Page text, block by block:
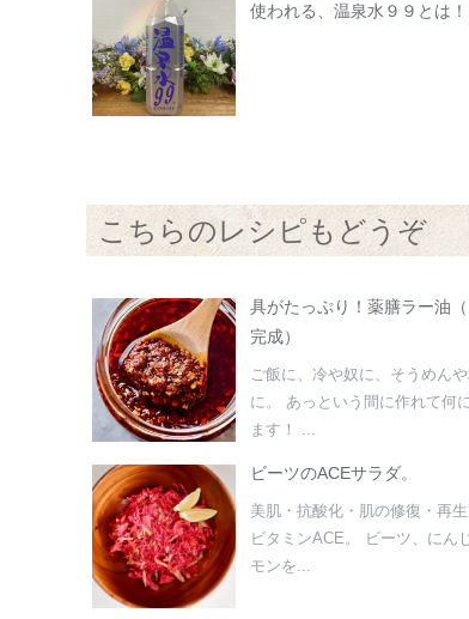
使われる、温泉水９９とは！
こちらのレシピもどうぞ
具がたっぷり！薬膳ラー油
完成）
ご飯に、冷や奴に、そうめん
に。 あっという間に作れて何
ます！ ...
ビーツのACEサラダ。
美肌・抗酸化・肌の修復・再
ビタミンACE。 ビーツ、にん
モンを...